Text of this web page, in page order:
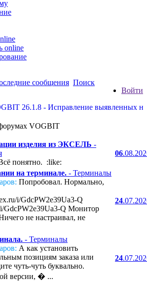
online
Войти
сообщения Поиск
26.1.8 - Исправление выявленных
VOGBIT
изделия из ЭКСЕЛЬ -
понятно. :like:
06
на терминале. - Терминалы
Попробовал. Нормально,
i/GdcPW2e39Ua3-Q
GdcPW2e39Ua3-Q Монитор
не настраивал, не
24
- Терминалы
А как установить
позициям заказа или
чуть-чуть буквально.
версии, � ...
24